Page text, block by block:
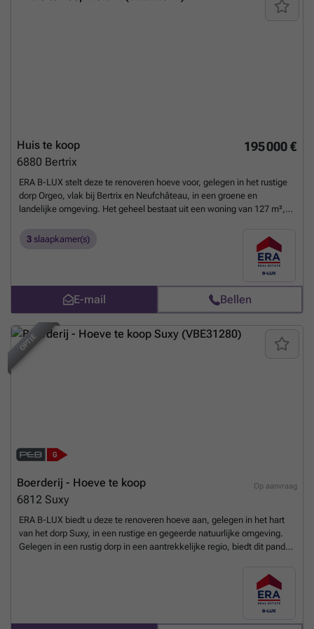
en tegelijkertijd een rendabel vastgoedproject te ontwikkelen in een
195 000 €
Huis te koop
6880 Bertrix
ERA B-LUX stelt deze te renoveren hoeve voor, gelegen in het rustige
dorp Orgeo, vlak bij Bertrix en Neufchâteau, in een groene en
landelijke omgeving. Het geheel bestaat uit een woning van 127 m²,
aan loodsen, ideaal voor een zelfstandige, een professionele activiteit
of elk project dat grote opslagruimtes vereist. Mits het verkrijgen van
mogelijkheid om 3 tot 4 extra wooneenheden te creëren, wat deze
eigendom bijzonder interessant maakt als investering. Een extra troef
is de mogelijkheid om het aangrenzende bouwperceel aan te kopen,
waardoor u het domein kunt uitbreiden of een groter vastgoedproject
kunt ontwikkelen. Een zeldzame eigendom die ruime volumes, talrijke
mogelijkheden en een rustige woonomgeving perfect combineert.
Geïnteresseerd? Contacteer ERA B-LUX op ### voor meer
3 slaapkamer(s)
E-mail Bellen
OPTIE
Op aanvraag
Boerderij - Hoeve te koop
6812 Suxy
ERA B-LUX biedt u deze te renoveren hoeve aan, gelegen in het hart
van het dorp Suxy, in een rustige en gegeerde natuurlijke omgeving.
Gelegen in een rustig dorp in een aantrekkelijke regio, biedt dit pand
ontwikkelingspotentieel. De eigendom bestaat uit een hoofdwoning
renovatiepotentieel om meerdere leefruimtes te creëren volgens uw
project. De bestaande structuur en de ruime volumes maken tal van
indelingsmogelijkheden mogelijk, zowel voor een ruime